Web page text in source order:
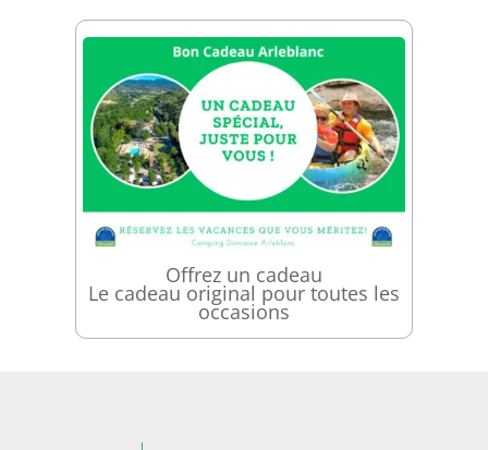
Offrez un cadeau
Le cadeau original pour toutes les
occasions